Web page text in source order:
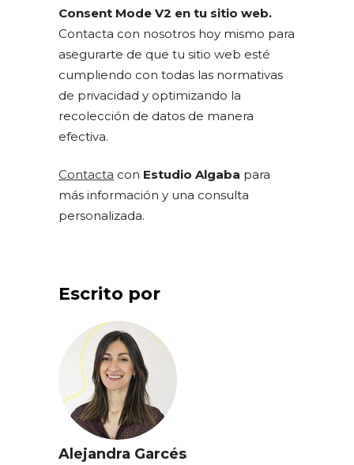
Consent Mode V2 en tu sitio web.
Contacta con nosotros hoy mismo para
asegurarte de que tu sitio web esté
cumpliendo con todas las normativas
de privacidad y optimizando la
recolección de datos de manera
efectiva.
Contacta con Estudio Algaba para
más información y una consulta
personalizada.
Escrito por
Alejandra Garcés